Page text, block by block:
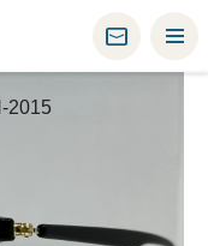
2015